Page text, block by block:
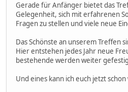
Gerade für Anfänger bietet das
Gelegenheit, sich mit erfahrenen
Fragen zu stellen und viele neue
Das Schönste an unserem Treffen
Hier entstehen jedes Jahr neue
bestehende werden weiter
Und eines kann ich euch jetzt